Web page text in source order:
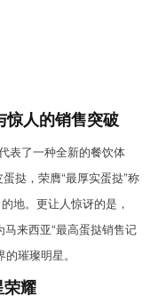
人的销售突破
表了一种全新的餐饮体
挞，荣膺“最厚实蛋挞”称
地。更让人惊讶的是，
来西亚“最高蛋挞销售记
璀璨明星。
荣耀